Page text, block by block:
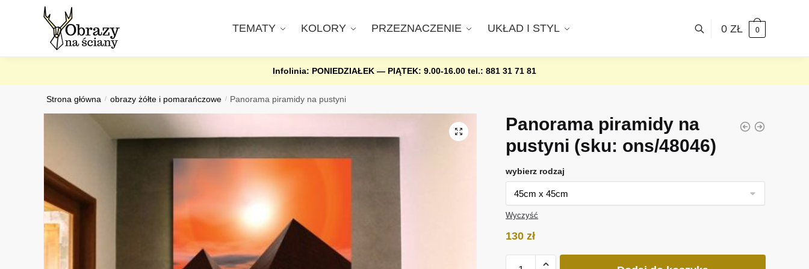
TEMATY KOLORY PRZEZNACZENIE UKŁAD I STYL 0 ZŁ 0
Infolinia: PONIEDZIAŁEK — PIĄTEK: 9.00-16.00 tel.: 881 31 71 81
Strona główna / obrazy żółte i pomarańczowe / Panorama piramidy na pustyni
Panorama piramidy na
pustyni (sku: ons/48046)
wybierz rodzaj
Wyczyść
130 zł